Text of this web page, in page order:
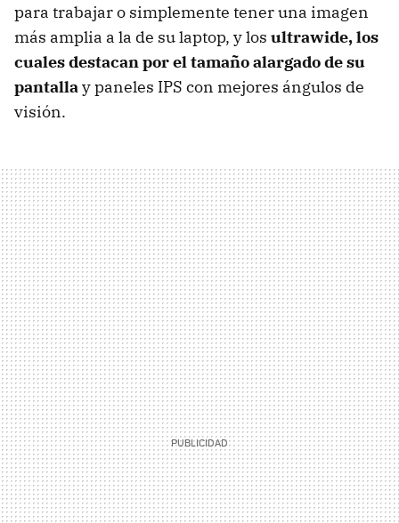
para trabajar o simplemente tener una imagen
más amplia a la de su laptop, y los ultrawide, los
cuales destacan por el tamaño alargado de su
pantallay paneles IPS con mejores ángulos de
visión.